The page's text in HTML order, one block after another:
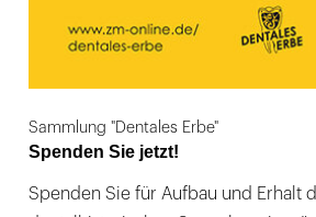
Sammlung "Dentales Erbe"
Spenden Sie jetzt!
Spenden Sie für Aufbau und Erhalt